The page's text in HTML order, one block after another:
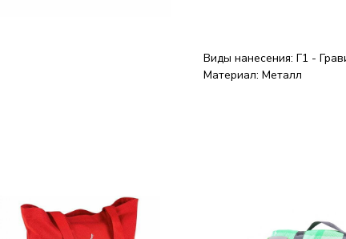
Виды нанесения: Г1 -
Материал: Металл